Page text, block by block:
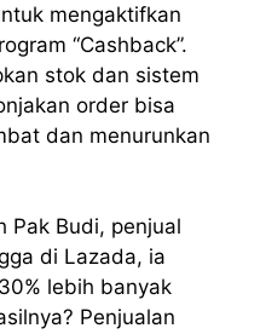
mengaktifkan
“Cashback”.
stok dan sistem
order bisa
dan menurunkan
Pak Budi, penjual
di Lazada, ia
lebih banyak
Penjualan